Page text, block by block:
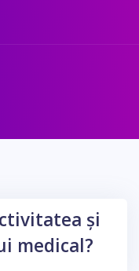
și
medical?